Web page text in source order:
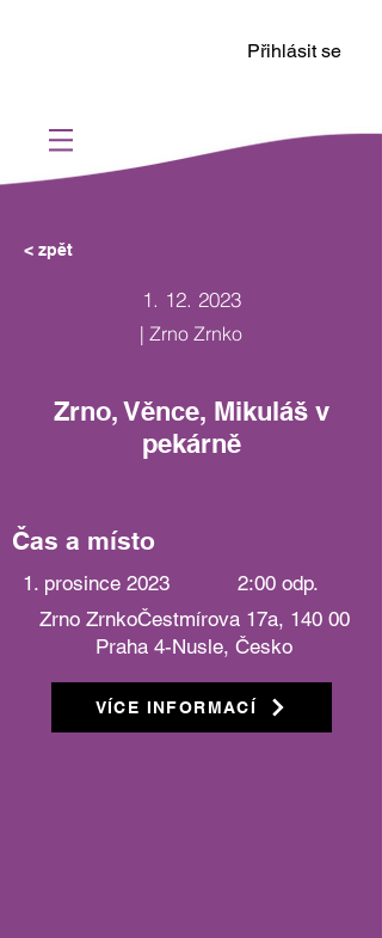
Přihlásit se
< zpět
1. 12. 2023
| Zrno Zrnko
Zrno, Věnce, Mikuláš v
pekárně
Čas a místo
1. prosince 2023
2:00 odp.
Zrno ZrnkoČestmírova 17a, 140 00
Praha 4-Nusle, Česko
VÍCE INFORMACÍ